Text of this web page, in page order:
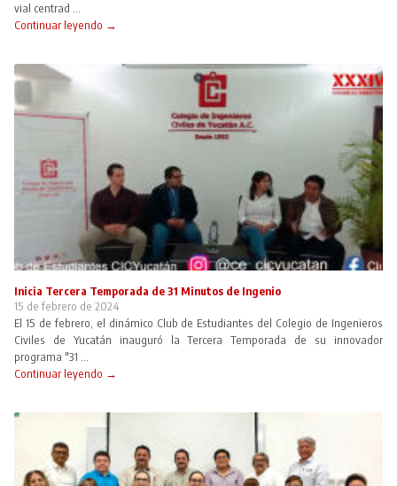
vial centrad ...
Continuar leyendo →
Inicia Tercera Temporada de 31 Minutos de Ingenio
15 de febrero de 2024
El 15 de febrero, el dinámico Club de Estudiantes del Colegio de Ingenieros
Civiles de Yucatán inauguró la Tercera Temporada de su innovador
programa "31 ...
Continuar leyendo →